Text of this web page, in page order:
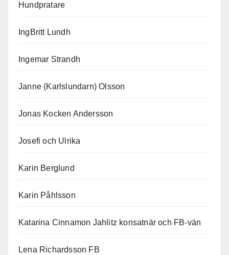
Hundpratare
IngBritt Lundh
Ingemar Strandh
Janne (Karlslundarn) Olsson
Jonas Kocken Andersson
Josefi och Ulrika
Karin Berglund
Karin Påhlsson
Katarina Cinnamon Jahlitz konsatnär och FB-vän
Lena Richardsson FB